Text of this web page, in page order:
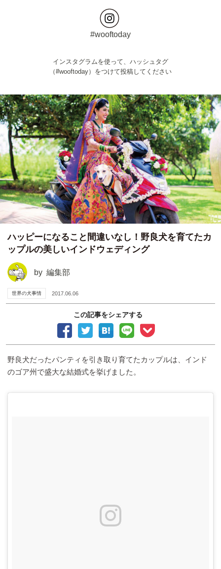
#wooftoday
インスタグラムを使って、ハッシュタグ
（#wooftoday）をつけて投稿してください
ハッピーになること間違いなし！野良犬を育てたカ
ップルの美しいインドウェディング
by 編集部
世界の犬事情 2017.06.06
この記事をシェアする
野良犬だったパンティを引き取り育てたカップルは、インド
のゴア州で盛大な結婚式を挙げました。